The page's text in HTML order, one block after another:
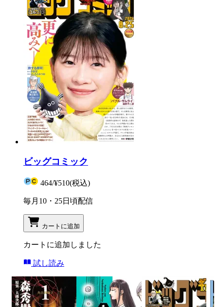
ビッグコミック
464/¥510(税込)
毎月10・25日頃配信
カートに追加
カートに追加しました
試し読み